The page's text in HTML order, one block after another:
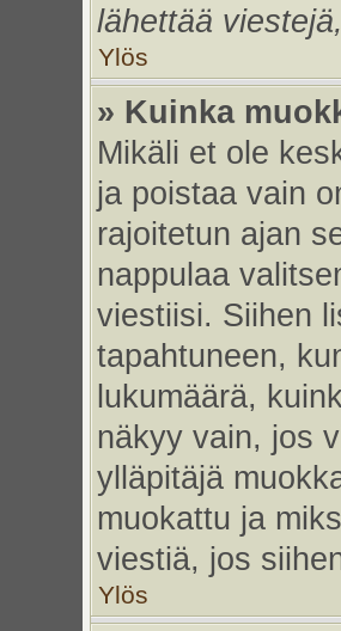
lähettää
Ylös
» Kuinka
Mikäli et ole
ja poistaa vain
rajoitetun ajan
nappulaa
viestiisi. Siihen
tapahtuneen,
lukumäärä,
näkyy vain, jos
ylläpitäjä
muokattu ja
viestiä, jos
Ylös